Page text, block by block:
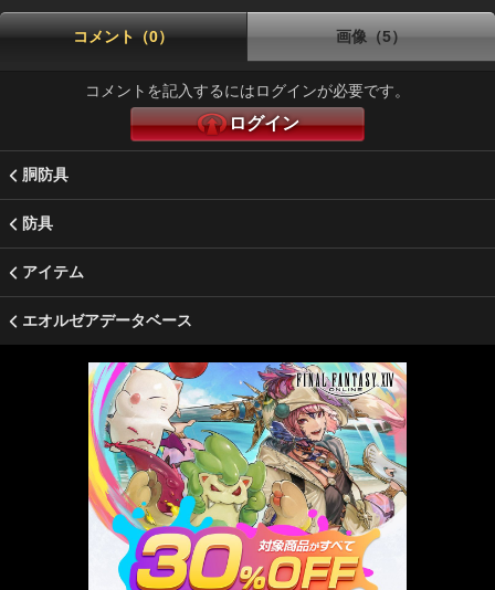
コメント（0） 画像（5）
コメントを記入するにはログインが必要です。
ログイン
胴防具
防具
アイテム
エオルゼアデータベース